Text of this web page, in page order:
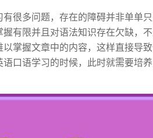
有很多问题，存在的障碍并非单单
握有限并且对语法知识存在欠缺，
以掌握文章中的内容，这样直接导
口语学习的时候，此时就需要培养